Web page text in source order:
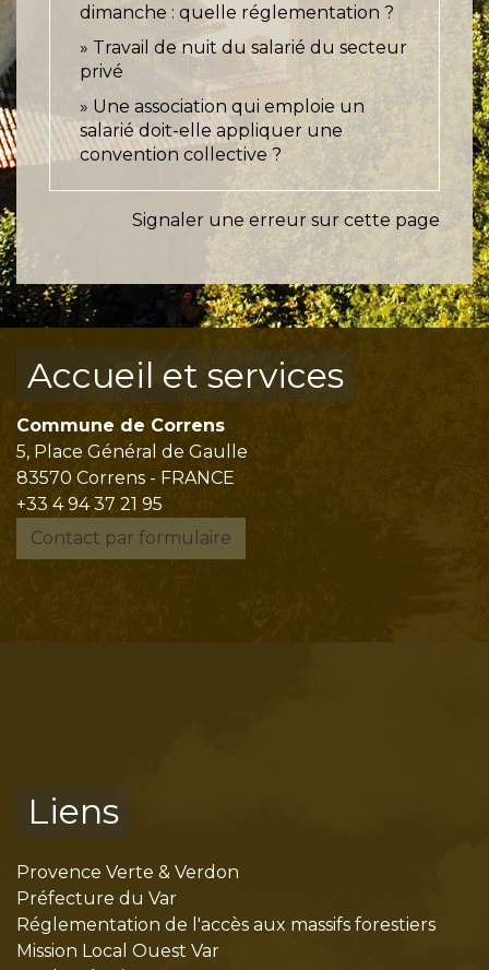
dimanche : quelle réglementation ?
Travail de nuit du salarié du secteur
privé
Une association qui emploie un
salarié doit-elle appliquer une
convention collective ?
Signaler une erreur sur cette page
Accueil et services
Commune de Correns
5, Place Général de Gaulle
83570 Correns - FRANCE
+33 4 94 37 21 95
Contact par formulaire
Liens
Provence Verte & Verdon
Préfecture du Var
Réglementation de l'accès aux massifs forestiers
Mission Local Ouest Var